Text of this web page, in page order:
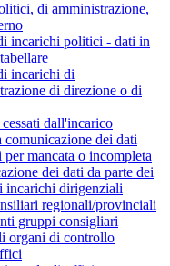
di amministrazione,
incarichi politici - dati in
incarichi di
di direzione o di
dall'incarico
comunicazione dei dati
per mancata o incompleta
dei dati da parte dei
incarichi dirigenziali
regionali/provinciali
gruppi consigliari
organi di controllo